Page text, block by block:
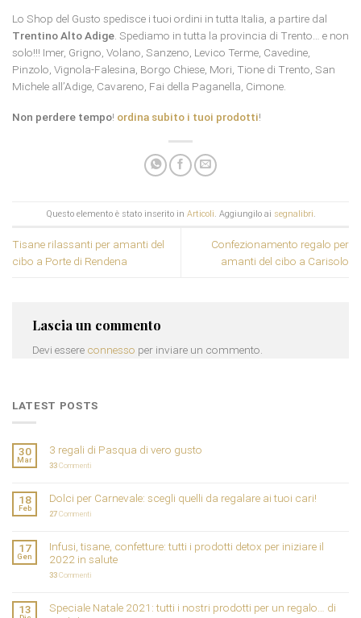
Lo Shop del Gusto spedisce i tuoi ordini in tutta Italia, a partire dal
Trentino Alto Adige . Spediamo in tutta la provincia di Trento… e non
solo!!! Imer, Grigno, Volano, Sanzeno, Levico Terme, Cavedine,
Pinzolo, Vignola-Falesina, Borgo Chiese, Mori, Tione di Trento, San
Michele all’Adige, Cavareno, Fai della Paganella, Cimone.
Non perdere tempo! ordina subito i tuoi prodotti!
Questo elemento è stato inserito in Articoli. Aggiungilo ai segnalibri.
Tisane rilassanti per amanti del
cibo a Porte di Rendena
Confezionamento regalo per
amanti del cibo a Carisolo
Lascia un commento
Devi essere connesso per inviare un commento.
LATEST POSTS
30
Mar
3 regali di Pasqua di vero gusto
33Commenti
18
Feb
Dolci per Carnevale: scegli quelli da regalare ai tuoi cari!
27Commenti
17
Gen
Infusi, tisane, confetture: tutti i prodotti detox per iniziare il
2022 in salute
33Commenti
13
Speciale Natale 2021: tutti i nostri prodotti per un regalo… di